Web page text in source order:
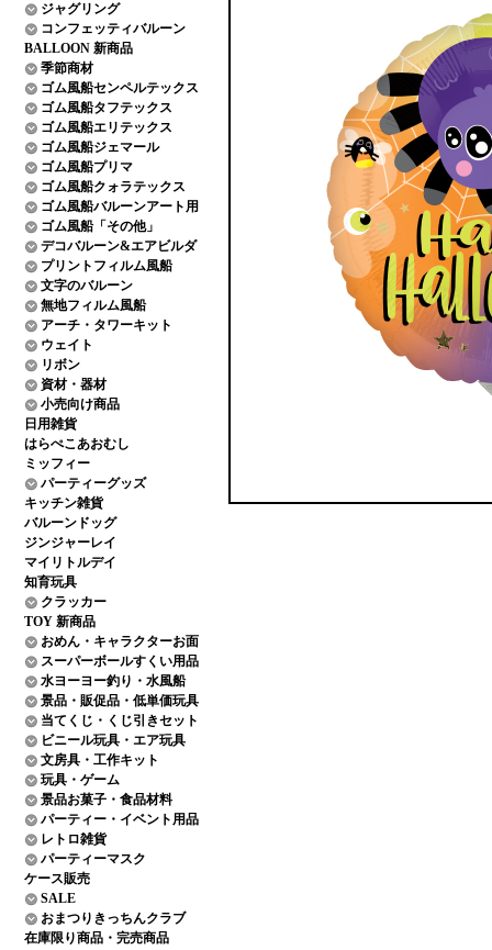
ジャグリング
コンフェッティバルーン
BALLOON 新商品
季節商材
ゴム風船センペルテックス
ゴム風船タフテックス
ゴム風船エリテックス
ゴム風船ジェマール
ゴム風船プリマ
ゴム風船クォラテックス
ゴム風船バルーンアート用
ゴム風船「その他」
デコバルーン&エアビルダ
プリントフィルム風船
文字のバルーン
無地フィルム風船
アーチ・タワーキット
ウェイト
リボン
資材・器材
小売向け商品
日用雑貨
はらぺこあおむし
ミッフィー
パーティーグッズ
キッチン雑貨
バルーンドッグ
ジンジャーレイ
マイリトルデイ
知育玩具
クラッカー
TOY 新商品
おめん・キャラクターお面
スーパーボールすくい用品
水ヨーヨー釣り・水風船
景品・販促品・低単価玩具
当てくじ・くじ引きセット
ビニール玩具・エア玩具
文房具・工作キット
玩具・ゲーム
景品お菓子・食品材料
パーティー・イベント用品
レトロ雑貨
パーティーマスク
ケース販売
SALE
おまつりきっちんクラブ
在庫限り商品・完売商品